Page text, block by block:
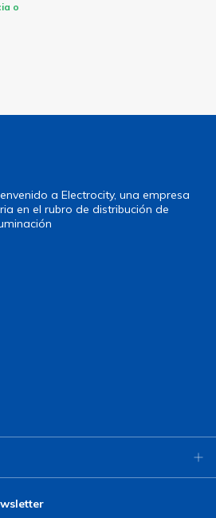
o
a Electrocity, una empresa
en el rubro de distribución de